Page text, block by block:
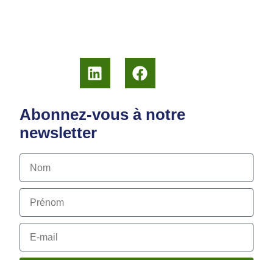
Abonnez-vous à notre
newsletter